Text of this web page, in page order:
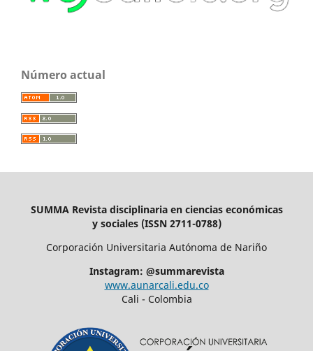
Número actual
SUMMA Revista disciplinaria en ciencias económicas
y sociales (ISSN 2711-0788)
Corporación Universitaria Autónoma de Nariño
Instagram: @summarevista
www.aunarcali.edu.co
Cali - Colombia